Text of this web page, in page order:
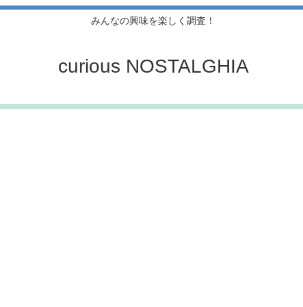
みんなの興味を楽しく調査！
curious NOSTALGHIA